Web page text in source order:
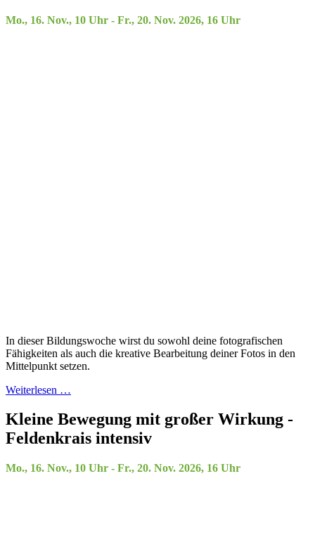
Mo., 16. Nov., 10 Uhr - Fr., 20. Nov. 2026, 16 Uhr
In dieser Bildungswoche wirst du sowohl deine fotografischen
Fähigkeiten als auch die kreative Bearbeitung deiner Fotos in den
Mittelpunkt setzen.
Weiterlesen …
Kleine Bewegung mit großer Wirkung -
Feldenkrais intensiv
Mo., 16. Nov., 10 Uhr - Fr., 20. Nov. 2026, 16 Uhr